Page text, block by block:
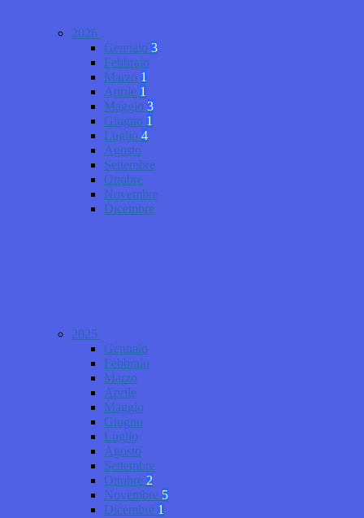
2026
Gennaio 3
Febbraio
Marzo 1
Aprile 1
Maggio 3
Giugno 1
Luglio 4
Agosto
Settembre
Ottobre
Novembre
Dicembre
2025
Gennaio
Febbraio
Marzo
Aprile
Maggio
Giugno
Luglio
Agosto
Settembre
Ottobre 2
Novembre 5
Dicembre 1